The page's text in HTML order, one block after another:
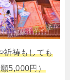
祈祷もしても
5,000円）